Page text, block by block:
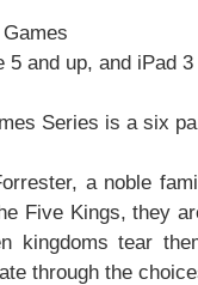
and up, and iPad
Series is a six
a noble
Five Kings, they
kingdoms tear
through the